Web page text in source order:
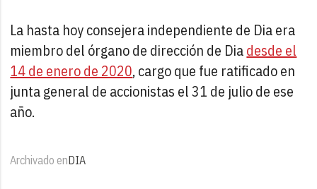
La hasta hoy consejera independiente de Dia era
miembro del órgano de dirección de Diadesde el
14 de enero de 2020, cargo que fue ratificado en
junta general de accionistas el 31 de julio de ese
año.
Archivado enDIA